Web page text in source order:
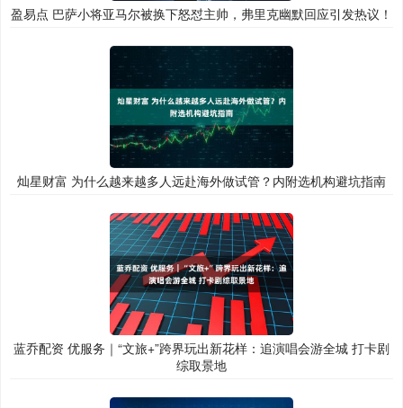
盈易点 巴萨小将亚马尔被换下怒怼主帅，弗里克幽默回应引发热议！
灿星财富 为什么越来越多人远赴海外做试管？内附选机构避坑指南
蓝乔配资 优服务｜“文旅+”跨界玩出新花样：追演唱会游全城 打卡剧
综取景地